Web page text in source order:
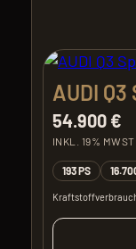
AUDI
54.900 €
INKL. 19%
193 PS